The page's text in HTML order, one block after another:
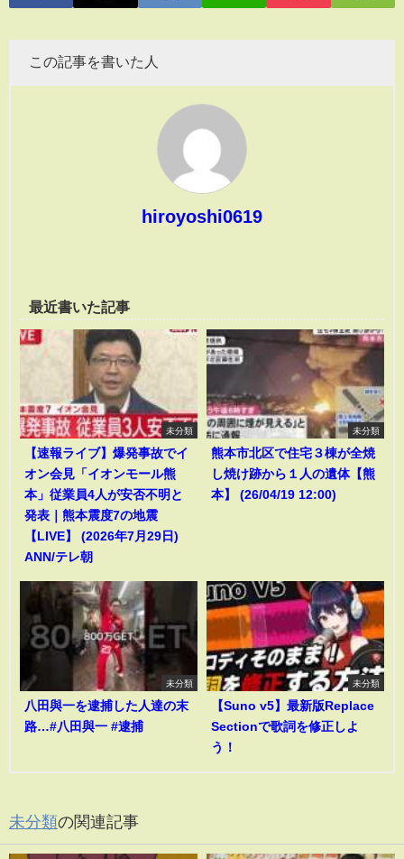
この記事を書いた人
hiroyoshi0619
最近書いた記事
未分類
【速報ライブ】爆発事故でイ
オン会見「イオンモール熊
本」従業員4人が安否不明と
発表｜熊本震度7の地震
【LIVE】 (2026年7月29日)
ANN/テレ朝
未分類
熊本市北区で住宅３棟が全焼
し焼け跡から１人の遺体【熊
本】 (26/04/19 12:00)
未分類
八田與一を逮捕した人達の末
路…#八田與一 #逮捕
未分類
【Suno v5】最新版Replace
Sectionで歌詞を修正しよ
う！
未分類の関連記事